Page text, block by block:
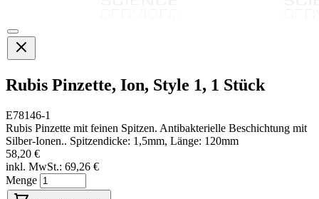
Rubis Pinzette, Ion, Style 1, 1 Stück
E78146-1
Rubis Pinzette mit feinen Spitzen. Antibakterielle Beschichtung mit
Silber-Ionen.. Spitzendicke: 1,5mm, Länge: 120mm
58,20 €
inkl. MwSt.: 69,26 €
Menge